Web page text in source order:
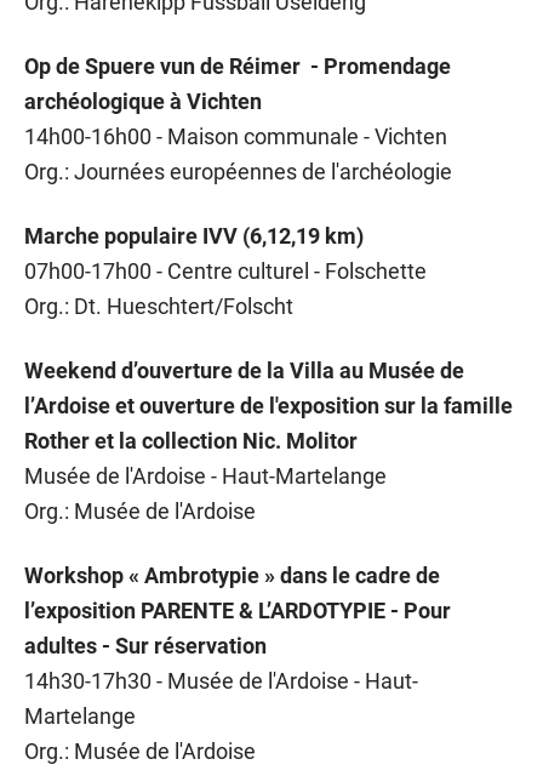
Op de Spuere vun de Réimer - Promendage
archéologique à Vichten
14h00-16h00 - Maison communale - Vichten
Org.: Journées européennes de l'archéologie
Marche populaire IVV (6,12,19 km)
07h00-17h00 - Centre culturel - Folschette
Org.: Dt. Hueschtert/Folscht
Weekend d’ouverture de la Villa au Musée de
l’Ardoise et ouverture de l'exposition sur la famille
Rother et la collection Nic. Molitor
Musée de l'Ardoise - Haut-Martelange
Org.: Musée de l'Ardoise
Workshop « Ambrotypie » dans le cadre de
l’exposition PARENTE & L’ARDOTYPIE - Pour
adultes - Sur réservation
14h30-17h30 - Musée de l'Ardoise - Haut-
Martelange
Org.: Musée de l'Ardoise